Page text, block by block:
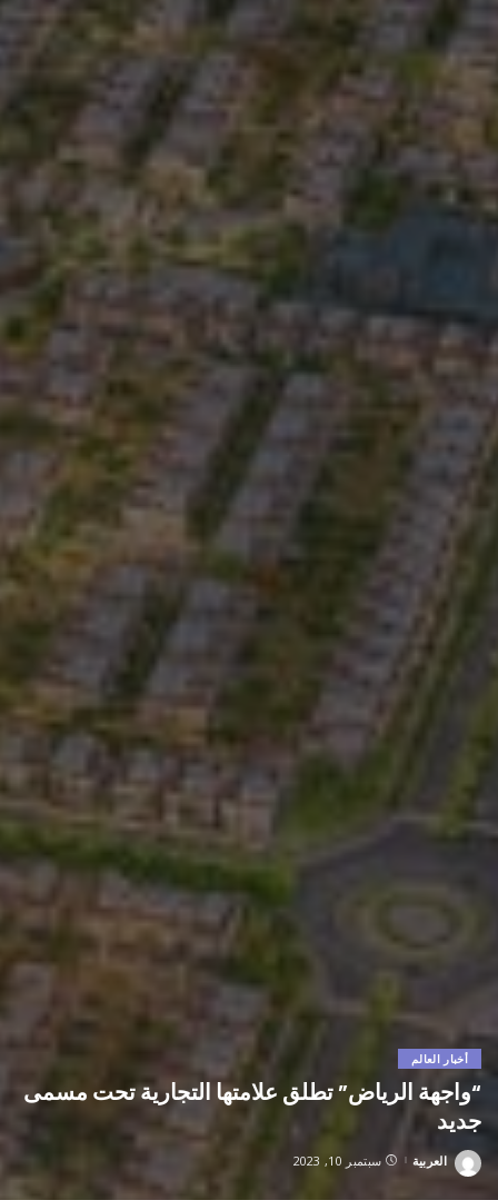
أخبار العالم
“واجهة الرياض” تطلق علامتها التجارية تحت مسمى
جديد
Posted
العربية سبتمبر 10, 2023